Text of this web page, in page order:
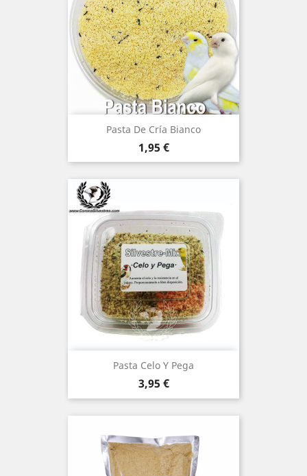
Pasta De Cría Bianco
Precio
1,95 €
Pasta Celo Y Pega
Precio
3,95 €